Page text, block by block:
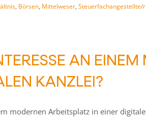
, Börsen, Mittelweser, Steuerfachangestellte/r
AN
KANZLEI?
modernen Arbeitsplatz in einer